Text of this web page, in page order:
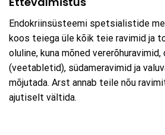
Endokriinsüsteemi spetsialistide
koos teiega üle kõik teie ravimid ja
oluline, kuna mõned
(veetabletid), südameravimid ja
mõjutada. Arst annab teile nõu
ajutiselt vältida.